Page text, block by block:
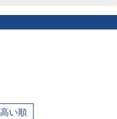
い順